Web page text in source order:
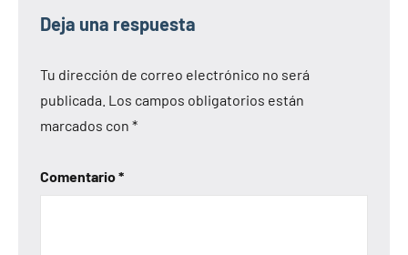
Deja una respuesta
Tu dirección de correo electrónico no será
publicada. Los campos obligatorios están
marcados con *
Comentario*